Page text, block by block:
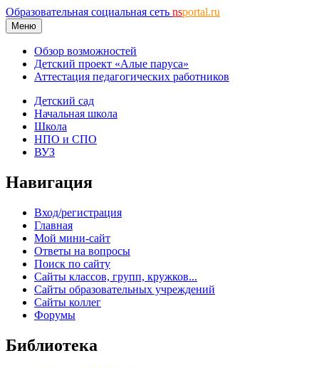
Образовательная социальная сеть nsportal.ru
Меню
Обзор возможностей
Детский проект «Алые паруса»
Аттестация педагогических работников
Детский сад
Начальная школа
Школа
НПО и СПО
ВУЗ
Навигация
Вход/регистрация
Главная
Мой мини-сайт
Ответы на вопросы
Поиск по сайту
Сайты классов, групп, кружков...
Сайты образовательных учреждений
Сайты коллег
Форумы
Библиотека